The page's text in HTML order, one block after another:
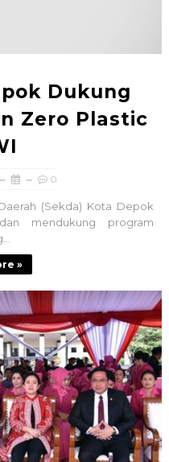
Dukung
Zero Plastic
0
(Sekda) Kota Depok
mendukung program
»